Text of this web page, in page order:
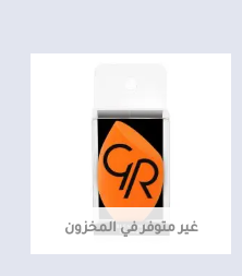
غير متوفر في المخزون